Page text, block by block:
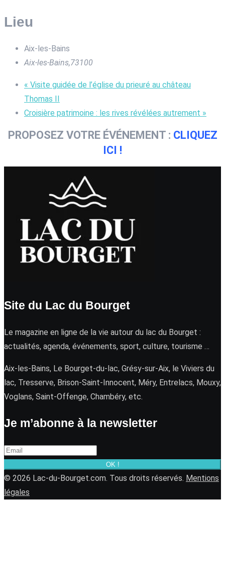
Lieu
Aix-les-Bains
Aix-les-Bains,73100
« Visite guidée de l’église du prieuré au château
Thomas II
Croisière patrimoine : les rives révélées autrement »
PROPOSEZ VOTRE ÉVÉNEMENT : CLIQUEZ
ICI !
Site du Lac du Bourget
Le magazine en ligne de la vie autour du lac du Bourget :
actualités, agenda, événements, sport, culture, tourisme …
Aix-les-Bains, Le Bourget-du-lac, Grésy-sur-Aix, le Viviers du
lac, Tresserve, Brison-Saint-Innocent, Méry, Entrelacs, Mouxy,
Voglans, Saint-Offenge, Chambéry, etc.
Je m’abonne à la newsletter
OK !
© 2026 Lac-du-Bourget.com. Tous droits réservés. Mentions
légales